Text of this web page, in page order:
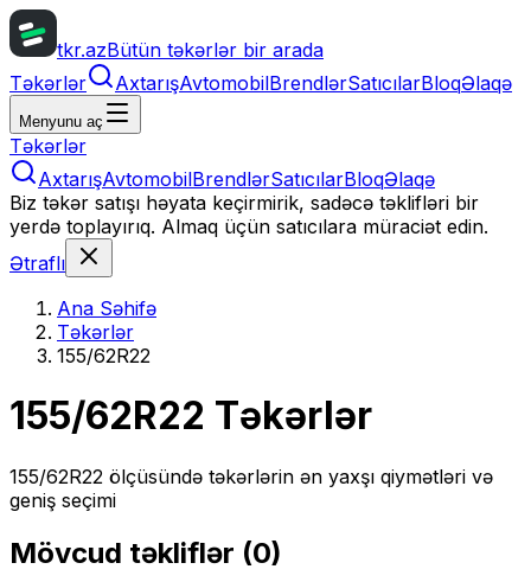
tkr.azBütün təkərlər bir arada
Təkərlər
AxtarışAvtomobilBrendlərSatıcılarBloqƏlaqə
Menyunu aç
Təkərlər
AxtarışAvtomobilBrendlərSatıcılarBloqƏlaqə
Biz təkər satışı həyata keçirmirik, sadəcə təklifləri bir
yerdə toplayırıq. Almaq üçün satıcılara müraciət edin.
Ətraflı
Ana Səhifə
Təkərlər
155/62R22
155/62R22 Təkərlər
155/62R22 ölçüsündə təkərlərin ən yaxşı qiymətləri və
geniş seçimi
Mövcud təkliflər (0)